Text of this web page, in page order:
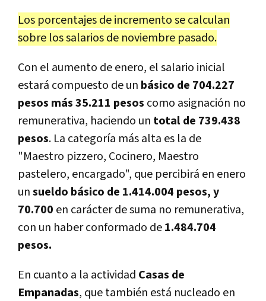
Los porcentajes de incremento se calculan
sobre los salarios de noviembre pasado.
Con el aumento de enero, el salario inicial
estará compuesto de un básico de 704.227
pesos más 35.211 pesos como asignación no
remunerativa, haciendo un total de 739.438
pesos. La categoría más alta es la de
"Maestro pizzero, Cocinero, Maestro
pastelero, encargado", que percibirá en enero
unsueldo básico de 1.414.004 pesos, y
70.700 en carácter de suma no remunerativa,
con un haber conformado de1.484.704
pesos.
En cuanto a la actividad Casas de
Empanadas, que también está nucleado en